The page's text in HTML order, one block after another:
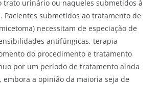
trato urinário ou naqueles submetidos à
Pacientes submetidos ao tratamento de
necessitam de especiação de
antifúngicas, terapia
do procedimento e tratamento
por um período de tratamento ainda
embora a opinião da maioria seja de